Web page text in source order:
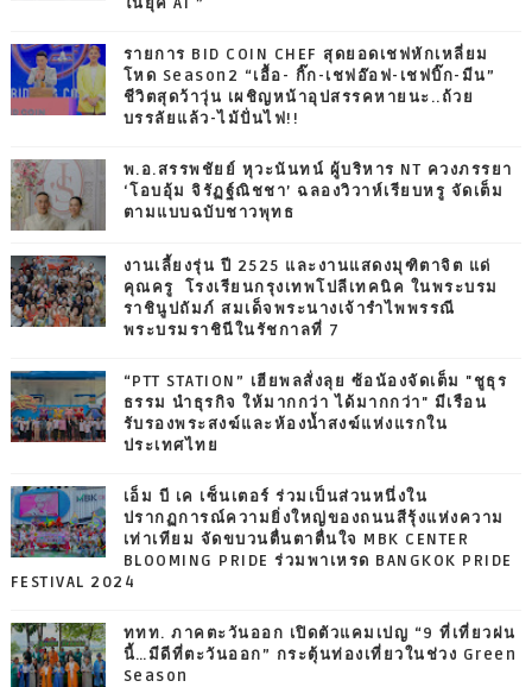
รายการ BID COIN CHEF สุดยอดเชฟหักเหลี่ยม
โหด Season2 “เอื้อ- กิ๊ก-เชฟอ๊อฟ-เชฟบิ๊ก-มีน”
ชีวิตสุดว้าวุ่น เผชิญหน้าอุปสรรคหายนะ..ถ้วย
บรรลัยแล้ว-ไม้ปั่นไฟ!!
พ.อ.สรรพชัยย์ หุวะนันทน์ ผู้บริหาร NT ควงภรรยา
‘โอบอุ้ม จิรัฏฐ์ณิชชา’ ฉลองวิวาห์เรียบหรู จัดเต็ม
ตามแบบฉบับชาวพุทธ
งานเลี้ยงรุ่น ปี 2525 และงานแสดงมุฑิตาจิต แด่
คุณครู โรงเรียนกรุงเทพโปลีเทคนิค ในพระบรม
ราชินูปถัมภ์ สมเด็จพระนางเจ้ารำไพพรรณี
พระบรมราชินีในรัชกาลที่ 7
“PTT STATION” เฮียพลสั่งลุย ซ้อน้องจัดเต็ม "ชูธุร
ธรรม นำธุรกิจ ให้มากกว่า ได้มากกว่า" มีเรือน
รับรองพระสงฆ์และห้องน้ำสงฆ์แห่งแรกใน
ประเทศไทย
เอ็ม บี เค เซ็นเตอร์ ร่วมเป็นส่วนหนึ่งใน
ปรากฏการณ์ความยิ่งใหญ่ของถนนสีรุ้งแห่งความ
เท่าเทียม จัดขบวนตื่นตาตื่นใจ MBK CENTER
BLOOMING PRIDE ร่วมพาเหรด BANGKOK PRIDE
FESTIVAL 2024
ททท. ภาคตะวันออก เปิดตัวแคมเปญ “9 ที่เที่ยวฝน
นี้…มีดีที่ตะวันออก” กระตุ้นท่องเที่ยวในช่วง Green
Season